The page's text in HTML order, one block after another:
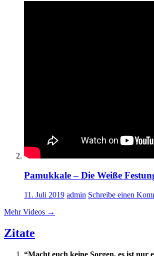
Pamukkale – Die Weiße
11. Juli 2019 admin Schreibe einen
Mehr Videos →
Zitate
“Macht euch keine Sorgen, es ist nur